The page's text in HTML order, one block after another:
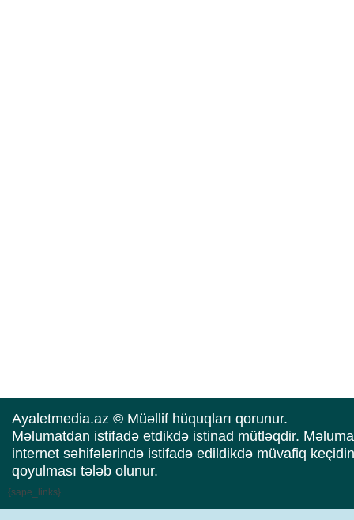
Ayaletmedia.az © Müəllif hüquqları qorunur.
Məlumatdan istifadə etdikdə istinad mütləqdir.
internet səhifələrində istifadə edildikdə müvafiq keçidin
qoyulması tələb olunur.
{sape_links}